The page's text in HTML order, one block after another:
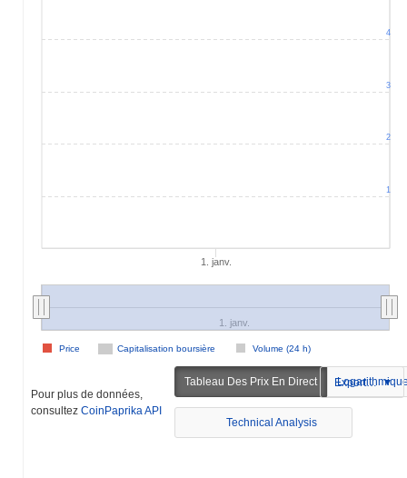
1. janv.
Capitalisation boursière Volume (24 h)
Price
1. janv.
1
2
3
4
Pour plus de données,
consultez CoinPaprika API
Tableau Des Prix En Direct Exportation
Technical Analysis